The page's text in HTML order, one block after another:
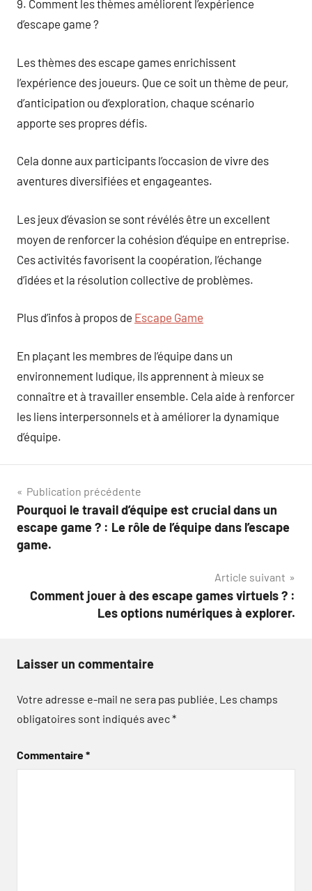
9. Comment les thèmes améliorent l’expérience
d’escape game ?
Les thèmes des escape games enrichissent
l’expérience des joueurs. Que ce soit un thème de peur,
d’anticipation ou d’exploration, chaque scénario
apporte ses propres défis.
Cela donne aux participants l’occasion de vivre des
aventures diversifiées et engageantes.
Les jeux d’évasion se sont révélés être un excellent
moyen de renforcer la cohésion d’équipe en entreprise.
Ces activités favorisent la coopération, l’échange
d’idées et la résolution collective de problèmes.
Plus d’infos à propos de Escape Game
En plaçant les membres de l’équipe dans un
environnement ludique, ils apprennent à mieux se
connaître et à travailler ensemble. Cela aide à renforcer
les liens interpersonnels et à améliorer la dynamique
d’équipe.
Navigation
de
l’article
Publication précédente
Pourquoi le travail d’équipe est crucial dans un
escape game ? : Le rôle de l’équipe dans l’escape
game.
Article suivant
Comment jouer à des escape games virtuels ? :
Les options numériques à explorer.
Laisser un commentaire
Votre adresse e-mail ne sera pas publiée. Les champs
obligatoires sont indiqués avec*
Commentaire*